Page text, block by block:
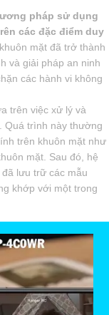
pháp sử dụng
các đặc điểm duy
mặt đã trở thành
và giải pháp an ninh
các hành vi không
trên việc xử lý và
Quá trình này thường
trên khuôn mặt như
mặt. Sau đó, hệ
lưu trữ các mẫu
khớp với một trong